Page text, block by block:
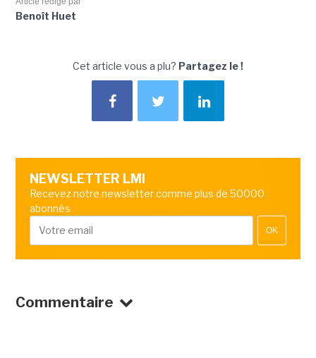
Benoît Huet
Cet article vous a plu? Partagez le !
NEWSLETTER LMI
Recevez notre newsletter comme plus de 50000
abonnés
OK
Commentaire